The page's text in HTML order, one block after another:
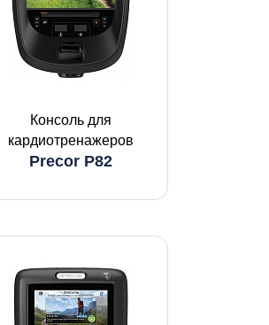
Консоль для
кардиотренажеров
Precor P82